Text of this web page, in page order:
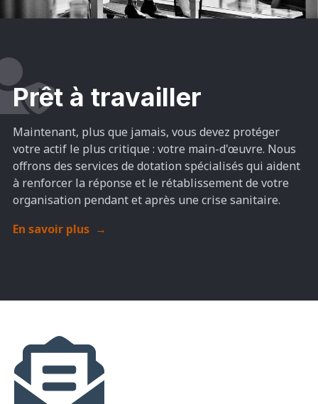
Prêt à travailler
Maintenant, plus que jamais, vous devez protéger
votre actif le plus critique : votre main-d'œuvre. Nous
offrons des services de dotation spécialisés qui aident
à renforcer la réponse et le rétablissement de votre
organisation pendant et après une crise sanitaire.
En savoir plus →